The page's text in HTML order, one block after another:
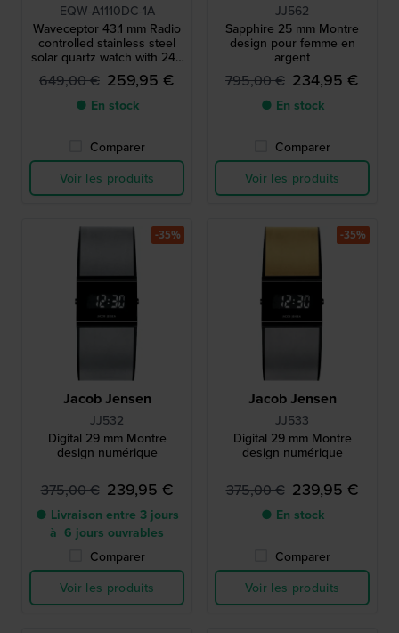
EQW-A1110DC-1A
Waveceptor 43.1 mm Radio
controlled stainless steel
solar quartz watch with 24h
indicator
649,00 € 259,95 €
● En stock
Comparer
Voir les produits
JJ562
Sapphire 25 mm Montre
design pour femme en
argent
795,00 € 234,95 €
● En stock
Comparer
Voir les produits
Jacob Jensen
JJ532
Digital 29 mm Montre
design numérique
375,00 € 239,95 €
● Livraison entre 3 jours
à 6 jours ouvrables
Comparer
Voir les produits
-35%
Jacob Jensen
JJ533
Digital 29 mm Montre
design numérique
375,00 € 239,95 €
● En stock
Comparer
Voir les produits
-35%